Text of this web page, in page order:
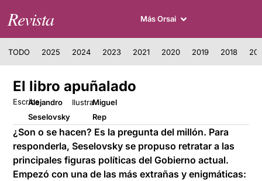
Revista Más Orsai
TODO 2025 2024 2023 2021 2020 2019 2018
El libro apuñalado
EscribeAlejandro
Seselovsky
IlustraMiguel
Rep
¿Son o se hacen? Es la pregunta del millón. Para
responderla, Seselovsky se propuso retratar a las
principales figuras políticas del Gobierno actual.
Empezó con una de las más extrañas y enigmáticas: